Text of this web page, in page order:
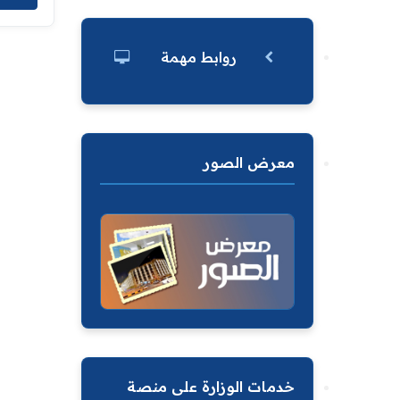
روابط مهمة
معرض الصور
خدمات الوزارة على منصة